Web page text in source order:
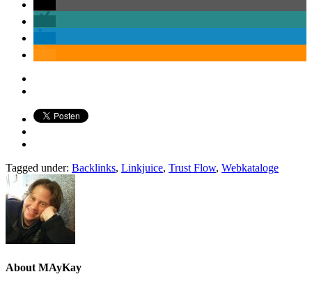
Tagged under: Backlinks, Linkjuice, Trust Flow, Webkataloge
About MAyKay